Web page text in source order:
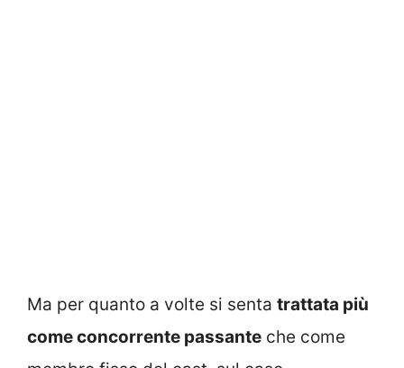
Ma per quanto a volte si senta trattata più
come concorrente passante che come